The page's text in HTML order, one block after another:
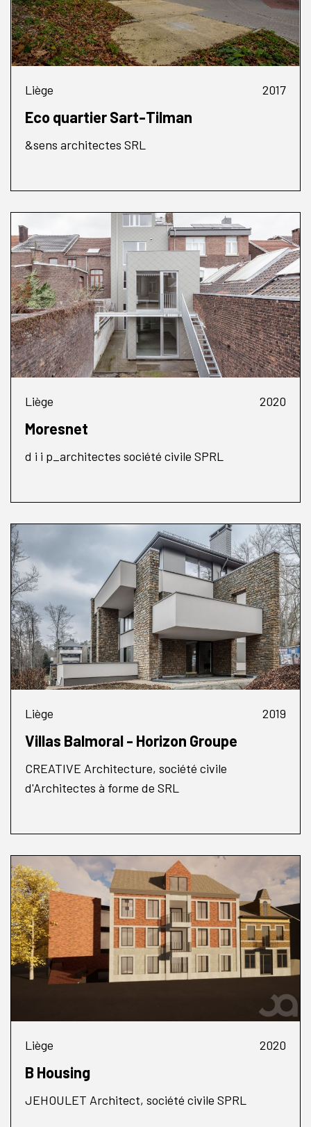
Liège 2017
Eco quartier Sart-Tilman
&sens architectes SRL
Liège 2020
Moresnet
d i i p_architectes société civile SPRL
Liège 2019
Villas Balmoral - Horizon Groupe
CREATIVE Architecture, société civile
d'Architectes à forme de SRL
Liège 2020
B Housing
JEHOULET Architect, société civile SPRL